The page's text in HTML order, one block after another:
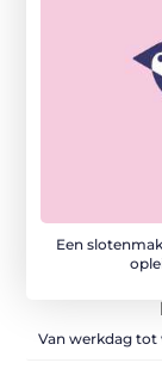
Een
Van werkdag tot